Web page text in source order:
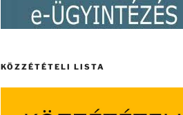
KÖZZÉTÉTELI LISTA